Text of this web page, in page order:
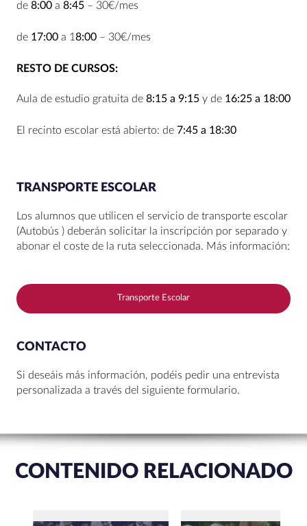
de 8:00 a 8:45 – 30€/mes
de 17:00 a 18:00 – 30€/mes
RESTO DE CURSOS:
Aula de estudio gratuita de 8:15 a 9:15 y de 16:25 a 18:00
El recinto escolar está abierto: de 7:45 a 18:30
TRANSPORTE ESCOLAR
Los alumnos que utilicen el servicio de transporte escolar
(Autobús ) deberán solicitar la inscripción por separado y
abonar el coste de la ruta seleccionada. Más información:
Transporte Escolar
CONTACTO
Si deseáis más información, podéis pedir una entrevista
personalizada a través del siguiente formulario.
CONTENIDO RELACIONADO